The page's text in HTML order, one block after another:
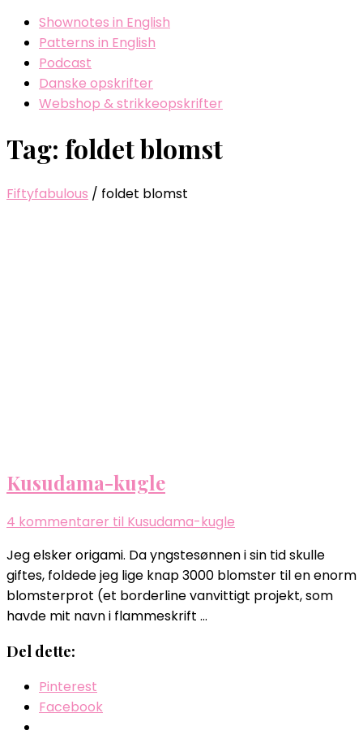
Shownotes in English
Patterns in English
Podcast
Danske opskrifter
Webshop & strikkeopskrifter
Tag: foldet blomst
Fiftyfabulous / foldet blomst
Kusudama-kugle
4 kommentarer til Kusudama-kugle
Jeg elsker origami. Da yngstesønnen i sin tid skulle
giftes, foldede jeg lige knap 3000 blomster til en enorm
blomsterprot (et borderline vanvittigt projekt, som
havde mit navn i flammeskrift …
Del dette:
Pinterest
Facebook